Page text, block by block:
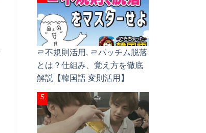
ㄹ不規則活用, ㄹパッチム脱落
とは？仕組み、覚え方を徹底
解説【韓国語 変則活用】